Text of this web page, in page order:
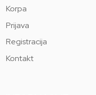
Korpa
Prijava
Registracija
Kontakt